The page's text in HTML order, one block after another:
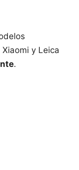
y Leica
.